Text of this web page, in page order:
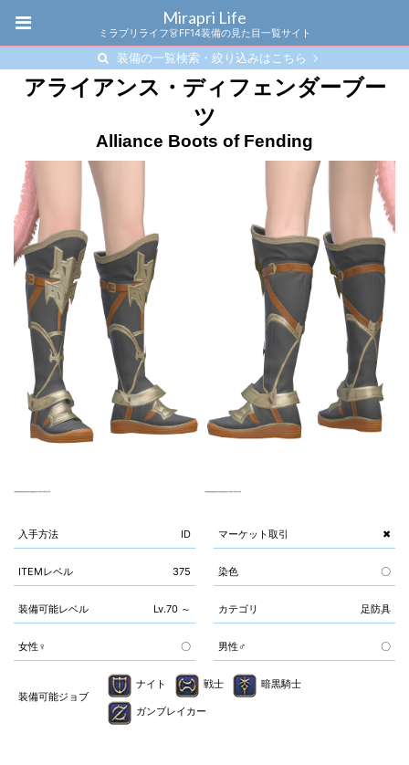
Mirapri Life
ミラプリライフ👗FF14装備の見た目一覧サイト
装備の一覧検索・絞り込みはこちら
アライアンス・ディフェンダーブー
ツ
Alliance Boots of Fending
入手方法 ID マーケット取引 ✖
ITEMレベル 375 染色 〇
装備可能レベル Lv.70 ～ カテゴリ 足防具
女性♀ 〇 男性♂ 〇
装備可能ジョブ
ナイト 戦士 暗黒騎士
ガンブレイカー